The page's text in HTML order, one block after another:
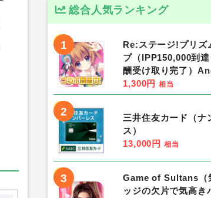
総合人気ランキング
1
Re:ステージ!プリズ
プ（IPP150,000到
酬受け取り完了）
1,300円 相当
2
三井住友カード（ナ
ス）
13,000円 相当
3
Game of Sultans（
ッジの欠片で気高き